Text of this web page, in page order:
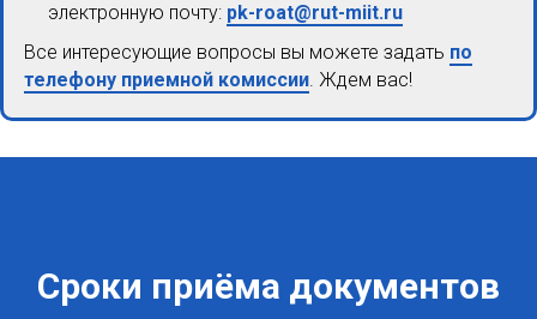
электронную почту: pk-roat@rut-miit.ru
Все интересующие вопросы вы можете задать по
телефону приемной комиссии. Ждем вас!
Сроки приёма документов